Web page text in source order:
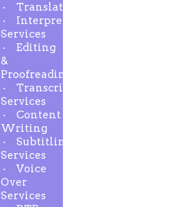
Translation
Interpreting
Services
Editing
&
Proofreading
Transcription
Services
Content
Writing
Subtitling
Services
Voice
Over
Services